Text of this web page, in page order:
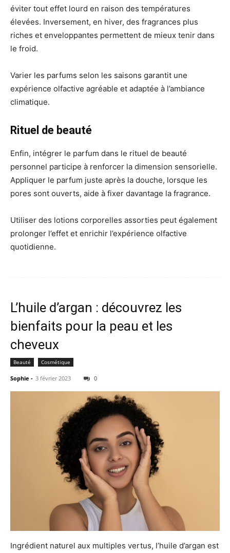
éviter tout effet lourd en raison des températures
élevées. Inversement, en hiver, des fragrances plus
riches et enveloppantes permettent de mieux tenir dans
le froid.
Varier les parfums selon les saisons garantit une
expérience olfactive agréable et adaptée à l’ambiance
climatique.
Rituel de beauté
Enfin, intégrer le parfum dans le rituel de beauté
personnel participe à renforcer la dimension sensorielle.
Appliquer le parfum juste après la douche, lorsque les
pores sont ouverts, aide à fixer davantage la fragrance.
Utiliser des lotions corporelles assorties peut également
prolonger l’effet et enrichir l’expérience olfactive
quotidienne.
L’huile d’argan : découvrez les
bienfaits pour la peau et les
cheveux
Beauté Cosmétique
Sophie - 3 février 2023 0
Ingrédient naturel aux multiples vertus, l’huile d’argan est